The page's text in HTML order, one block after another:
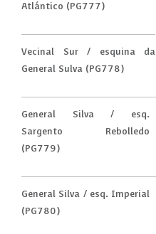
Atlántico (PG777)
Vecinal Sur / esquina da
General Sulva (PG778)
General Silva / esq.
Sargento Rebolledo
(PG779)
General Silva / esq. Imperial
(PG780)